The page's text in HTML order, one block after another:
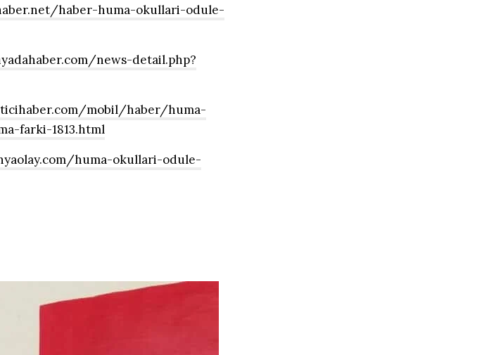
haber-huma-okullari-odule-
news-detail.php?
mobil/haber/huma-
farki-1813.html
huma-okullari-odule-